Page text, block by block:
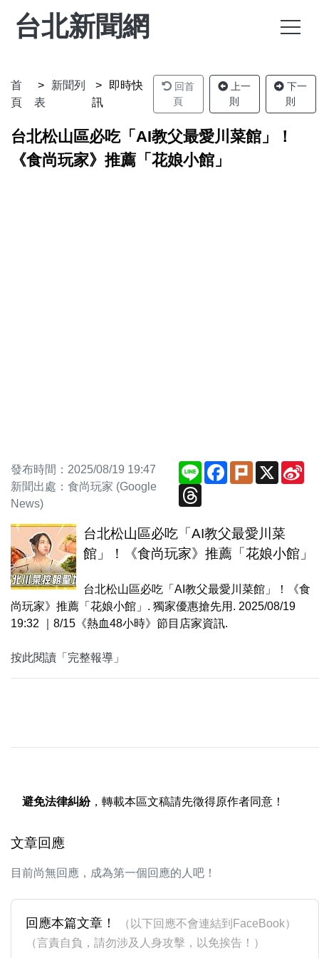
台北新聞網
首
頁
新聞列
表
即時快
訊
回首
頁
上一
則
下一
則
台北松山區必吃「AI教父最愛川菜館」！
《食尚玩家》推薦「花娘小館」
發布時間：2025/08/19 19:47
新聞出處：食尚玩家 (Google
News)
Line Facebook
Plurk X
台北松山區必吃「AI教父最愛川菜
館」！《食尚玩家》推薦「花娘小館」
台北松山區必吃「AI教父最愛川菜館」！《食
尚玩家》推薦「花娘小館」. 獨家優惠搶先用. 2025/08/19
19:32 ｜8/15《熱血48小時》節目店家資訊.
按此閱讀「完整報導」
避免法律糾紛，轉載本區文稿請先徵得原作者同意！
文章回應
目前尚無回應，成為第一個回應的人吧！
回應本篇文章！
（以下回應不會連結到FaceBook）
（言責自負，請勿涉及人身攻擊，以免挨告！）